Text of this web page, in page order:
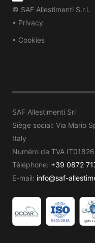
© SAF Allestimenti S.r.l.
• Privacy
• Cookies
SAF Allestimenti Srl
Siège social: Via Mario
Italy
Numéro de TVA
Téléphone: +39 0872
E-mail: info@saf-